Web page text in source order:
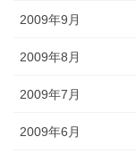
2009年9月
2009年8月
2009年7月
2009年6月